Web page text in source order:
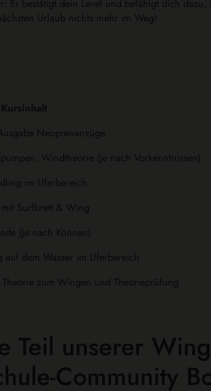
Er bestätigt dein Level und befähigt dich dazu,
Urlaub nichts mehr im Weg!
Neoprenanzüge
Windtheorie (Je nach Vorkenntnissen)
im Uferbereich
Surfbrett & Wing
(Je nach Können)
auf dem Wasser im Uferbereich
zum Wingen und Theorieprüfung
Teil unserer Wing
Community